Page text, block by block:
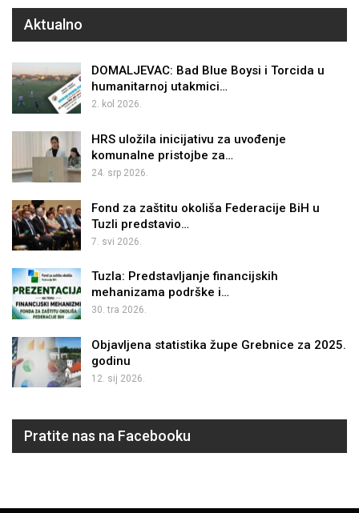
Aktualno
DOMALJEVAC: Bad Blue Boysi i Torcida u
humanitarnoj utakmici…
2. kol 2026.
HRS uložila inicijativu za uvođenje
komunalne pristojbe za…
24. srp 2026.
Fond za zaštitu okoliša Federacije BiH u
Tuzli predstavio…
7. svi 2026.
Tuzla: Predstavljanje financijskih
mehanizama podrške i…
30. tra 2026.
Objavljena statistika župe Grebnice za 2025.
godinu
12. sij 2026.
Pratite nas na Facebooku